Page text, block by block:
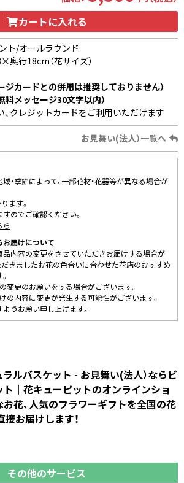
カートに入れる
ト/オールラウンド
行18cm（花サイズ）
ジカードとの併用は推奨しておりません）
メッセージ30文字以内）
、クレジットカードをご利用いただけます
お見舞い(法人）一覧へ
・季節によって、一部花材・花器等が異なる場合が
ます。
のでご確認ください。
ら
届けについて
品内容の変更をさせていただきお届けする場合が
きましたお花の色合いに合わせた花店のおすすめ
変更のお願いをする場合がございます。
の内容に変更が発生する可能性がございます。
うお願い申し上げます。
ルバスケット - お見舞い(法人）ならビ
｜花キューピットのオンラインショ
花、人気のフラワーギフトを全国の花
お届けします！
その他のサービス